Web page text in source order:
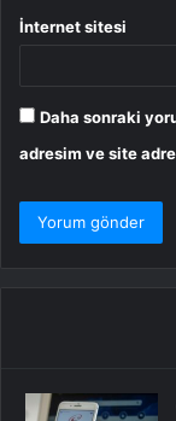
İnternet sitesi
Daha sonraki
adresim ve site